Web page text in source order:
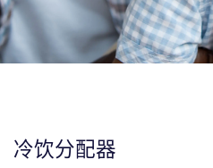
冷饮分配器